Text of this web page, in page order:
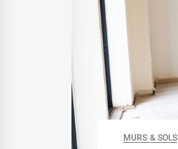
MURS & SOLS